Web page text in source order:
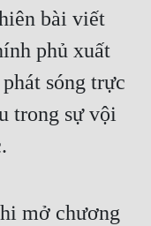
bài viết
phủ xuất
sóng trực
trong sự vội
mở chương